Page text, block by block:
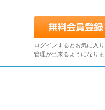
ログインするとお気に入
管理が出来るようになり